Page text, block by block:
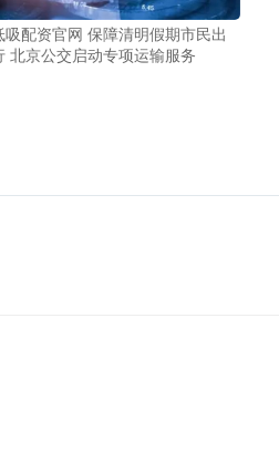
吸配资官网 保障清明假期市民出
北京公交启动专项运输服务